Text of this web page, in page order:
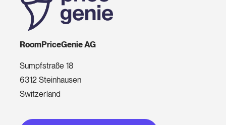
RoomPriceGenie AG
Sumpfstraße 18
6312 Steinhausen
Switzerland